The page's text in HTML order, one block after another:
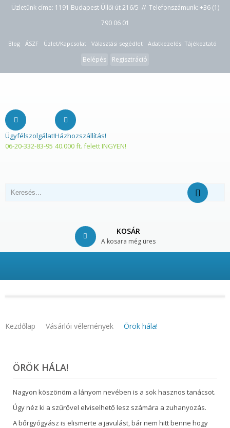
Üzletünk címe: 1191 Budapest Üllői út 216/5 // Telefonszámunk: +36 (1)
790 06 01
Blog ÁSZF Üzlet/Kapcsolat Választási segédlet Adatkezelési Tájékoztató
Belépés Regisztráció
Ügyfélszolgálat!
06-20-332-83-95
Házhozszállítás!
40.000 ft. felett INGYEN!
KOSÁR
A kosara még üres
Kezdőlap Vásárlói vélemények Örök hála!
ÖRÖK HÁLA!
Nagyon köszönöm a lányom nevében is a sok hasznos tanácsot.
Úgy néz ki a szűrővel elviselhető lesz számára a zuhanyozás.
A bőrgyógyász is elismerte a javulást, bár nem hitt benne hogy